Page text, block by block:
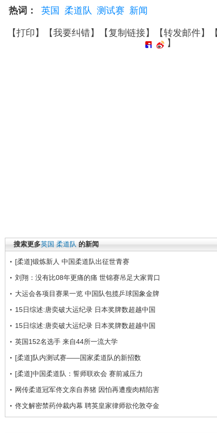
热词： 英国 柔道队 测试赛 新闻
【打印】【我要纠错】【复制链接】【转发邮件】
】
搜索更多英国 柔道队 的新闻
[柔道]锻炼新人 中国柔道队出征世青赛
刘翔：没有比08年更痛的痛 世锦赛吊足大家胃口
大运会各项目赛果一览 中国队包揽乒球国象金牌
15日综述:唐奕破大运纪录 日本奖牌数超越中国
15日综述:唐奕破大运纪录 日本奖牌数超越中国
英国152名选手 来自44所一流大学
[柔道]队内测试赛——国家柔道队的新招数
[柔道]中国柔道队：誓师联欢会 赛前减压力
网传柔道冠军佟文亲自养猪 因怕再遭瘦肉精陷害
佟文解密禁药仲裁内幕 聘英皇家律师欲伦敦夺金